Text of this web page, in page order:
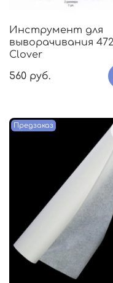
Инструмент для
выворачивания 472
Clover
560 руб.
Предзаказ